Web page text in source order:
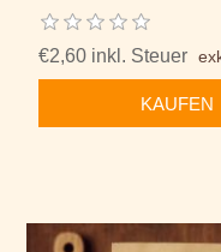
€2,60 inkl. Steuer
KAUFEN